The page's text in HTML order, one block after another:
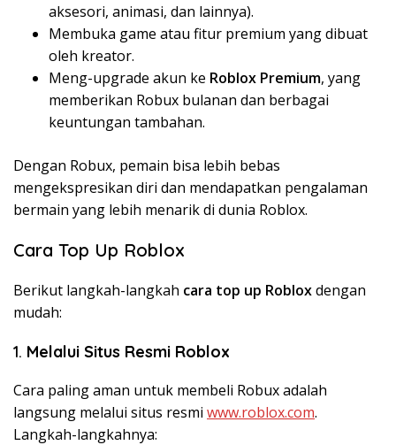
aksesori, animasi, dan lainnya).
Membuka game atau fitur premium yang dibuat
oleh kreator.
Meng-upgrade akun ke Roblox Premium, yang
memberikan Robux bulanan dan berbagai
keuntungan tambahan.
Dengan Robux, pemain bisa lebih bebas
mengekspresikan diri dan mendapatkan pengalaman
bermain yang lebih menarik di dunia Roblox.
Cara Top Up Roblox
Berikut langkah-langkah cara top up Robloxdengan
mudah:
1. Melalui Situs Resmi Roblox
Cara paling aman untuk membeli Robux adalah
langsung melalui situs resmi www.roblox.com.
Langkah-langkahnya: